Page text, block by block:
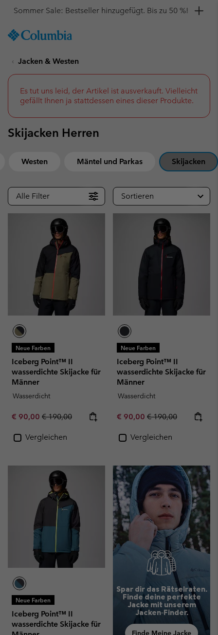
TO
SKIP
NAV
SKIP
TO
SEARCH
Hol dir einen 10 %-Gutschein
Jacken & Westen
Es tut uns leid, der Artikel ist ausverkauft. Vielleicht
gefällt Ihnen ja stattdessen eines dieser Produkte.
Skijacken Herren
Westen Mäntel und Parkas Skijacken
Alle Filter Sortieren
Neue Farben
Iceberg Point™ II
wasserdichte Skijacke für
Männer
Wasserdicht
Sale price:
€ 90,00 Regular price:
€ 190,00
Vergleichen
Neue Farben
Iceberg Point™ II
wasserdichte Skijacke für
Männer
Wasserdicht
Sale price:
€ 90,00 Regular price:
€ 190,00
Vergleichen
Neue Farben
Iceberg Point™ II
wasserdichte Skijacke für
Spar dir das Rätselraten.
Finde deine perfekte
Jacke mit unserem
Jacken‑Finder.
Finde Meine Jacke